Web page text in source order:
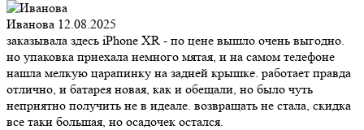
Иванова 12.08.2025
заказывала здесь iPhone XR - по цене вышло очень выгодно.
но упаковка приехала немного мятая, и на самом телефоне
нашла мелкую царапинку на задней крышке. работает правда
отлично, и батарея новая, как и обещали, но было чуть
неприятно получить не в идеале. возвращать не стала, скидка
все таки большая, но осадочек остался.